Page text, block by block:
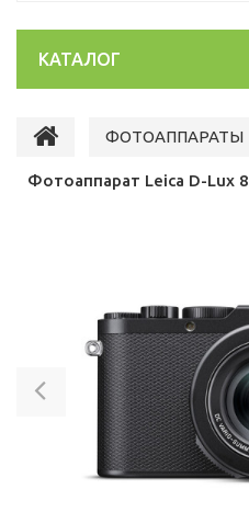
КАТАЛОГ
ФОТОАППАРАТЫ
Фотоаппарат Leica D-Lux 8
Previous